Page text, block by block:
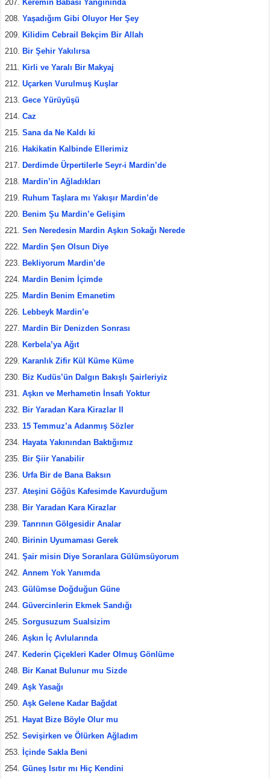
Keremin Babası Yangınında
Yaşadığım Gibi Oluyor Her Şey
Kilidim Cebrail Bekçim Bir Allah
Bir Şehir Yakılırsa
Kirli ve Yaralı Bir Makyaj
Uçarken Vurulmuş Kuşlar
Gece Yürüyüşü
Caz
Sana da Ne Kaldı ki
Hakikatin Kalbinde Ellerimiz
Derdimde Ürpertilerle Seyr-i Mardin’de
Mardin’in Ağladıkları
Ruhum Taşlara mı Yakışır Mardin’de
Benim Şu Mardin’e Gelişim
Sen Neredesin Mardin Aşkın Sokağı Nerede
Mardin Şen Olsun Diye
Bekliyorum Mardin’de
Mardin Benim İçimde
Mardin Benim Emanetim
Lebbeyk Mardin’e
Mardin Bir Denizden Sonrası
Kerbela’ya Ağıt
Karanlık Zifir Kül Küme Küme
Biz Kudüs’ün Dalgın Bakışlı Şairleriyiz
Aşkın ve Merhametin İnsafı Yoktur
Bir Yaradan Kara Kirazlar II
15 Temmuz’a Adanmış Sözler
Hayata Yakınından Baktığımız
Bir Şiir Yanabilir
Urfa Bir de Bana Baksın
Ateşini Göğüs Kafesimde Kavurduğum
Bir Yaradan Kara Kirazlar
Tanrının Gölgesidir Analar
Birinin Uyumaması Gerek
Şair misin Diye Soranlara Gülümsüyorum
Annem Yok Yanımda
Gülümse Doğduğun Güne
Güvercinlerin Ekmek Sandığı
Sorgusuzum Sualsizim
Aşkın İç Avlularında
Kederin Çiçekleri Kader Olmuş Gönlüme
Bir Kanat Bulunur mu Sizde
Aşk Yasağı
Aşk Gelene Kadar Bağdat
Hayat Bize Böyle Olur mu
Sevişirken ve Ölürken Ağladım
İçinde Sakla Beni
Güneş Isıtır mı Hiç Kendini